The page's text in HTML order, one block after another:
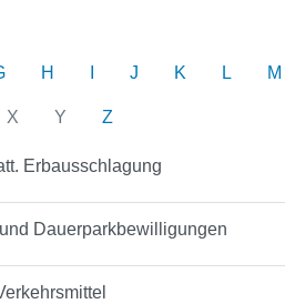
H J K L M
X Y Z
Erbausschlagung
Dauerparkbewilligungen